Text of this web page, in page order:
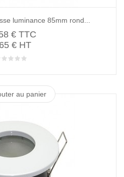
luminance 85mm rond...
€TTC
€ HT
au panier